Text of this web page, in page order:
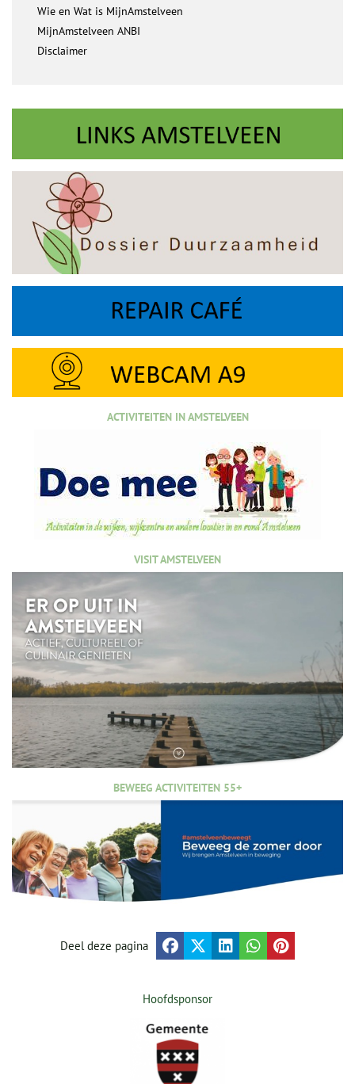
Wie en Wat is MijnAmstelveen
MijnAmstelveen ANBI
Disclaimer
ACTIVITEITEN IN AMSTELVEEN
VISIT AMSTELVEEN
BEWEEG ACTIVITEITEN 55+
Deel deze pagina
Hoofdsponsor